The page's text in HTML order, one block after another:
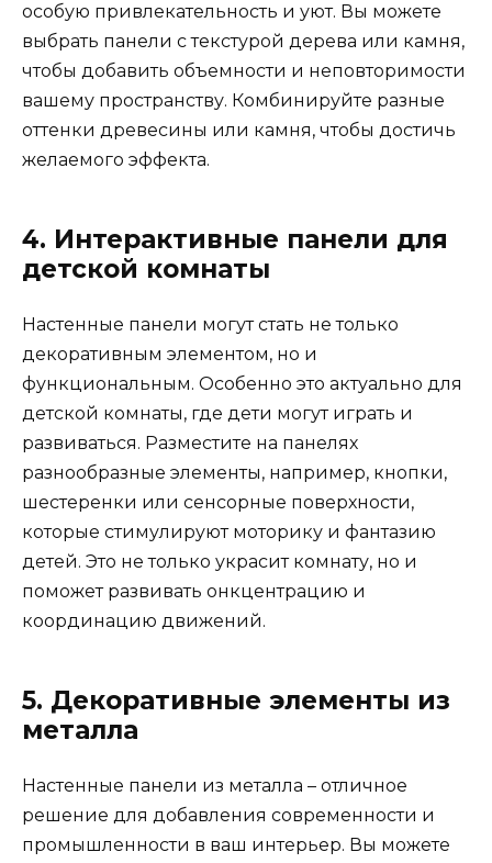
особую привлекательность и уют. Вы можете
выбрать панели с текстурой дерева или камня,
чтобы добавить объемности и неповторимости
вашему пространству. Комбинируйте разные
оттенки древесины или камня, чтобы достичь
желаемого эффекта.
4. Интерактивные панели для
детской комнаты
Настенные панели могут стать не только
декоративным элементом, но и
функциональным. Особенно это актуально для
детской комнаты, где дети могут играть и
развиваться. Разместите на панелях
разнообразные элементы, например, кнопки,
шестеренки или сенсорные поверхности,
которые стимулируют моторику и фантазию
детей. Это не только украсит комнату, но и
поможет развивать онкцентрацию и
координацию движений.
5. Декоративные элементы из
металла
Настенные панели из металла – отличное
решение для добавления современности и
промышленности в ваш интерьер. Вы можете